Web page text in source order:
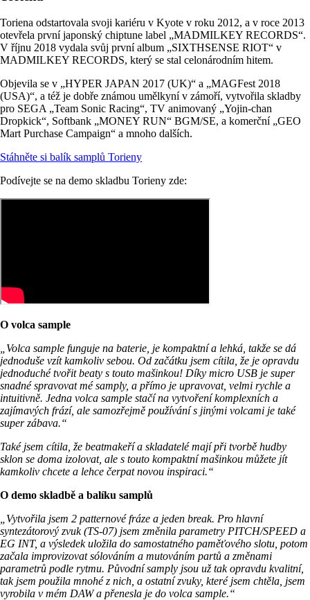
Toriena odstartovala svoji kariéru v Kyote v roku 2012, a v roce 2013
otevřela první japonský chiptune label „MADMILKEY RECORDS“.
V říjnu 2018 vydala svůj první album „SIXTHSENSE RIOT“ v
MADMILKEY RECORDS, který se stal celonárodním hitem.
Objevila se v „HYPER JAPAN 2017 (UK)“ a „MAGFest 2018
(USA)“, a též je dobře známou umělkyní v zámoří, vytvořila skladby
pro SEGA „Team Sonic Racing“, TV animovaný „Yojin-chan
Dropkick“, Softbank „MONEY RUN“ BGM/SE, a komerční „GEO
Mart Purchase Campaign“ a mnoho dalších.
Stáhněte si balík samplů Torieny
Podívejte se na demo skladbu Torieny zde:
O volca sample
„Volca sample funguje na baterie, je kompaktní a lehká, takže se dá
jednoduše vzít kamkoliv sebou. Od začátku jsem cítila, že je opravdu
jednoduché tvořit beaty s touto mašinkou! Díky micro USB je super
snadné spravovat mé samply, a přímo je upravovat, velmi rychle a
intuitivně. Jedna volca sample stačí na vytvoření komplexních a
zajímavých frází, ale samozřejmě používání s jinými volcami je také
super zábava.“
Také jsem cítila, že beatmakeří a skladatelé mají při tvorbě hudby
sklon se doma izolovat, ale s touto kompaktní mašinkou můžete jít
kamkoliv chcete a lehce čerpat novou inspiraci.“
O demo skladbě a balíku samplů
„Vytvořila jsem 2 patternové fráze a jeden break. Pro hlavní
syntezátorový zvuk (TS-07) jsem změnila parametry PITCH/SPEED a
EG INT, a výsledek uložila do samostatného paměťového slotu, potom
začala improvizovat sólováním a mutováním partů a změnami
parametrů podle rytmu. Původní samply jsou už tak opravdu kvalitní,
tak jsem použila mnohé z nich, a ostatní zvuky, které jsem chtěla, jsem
vyrobila v mém DAW a přenesla je do volca sample.“